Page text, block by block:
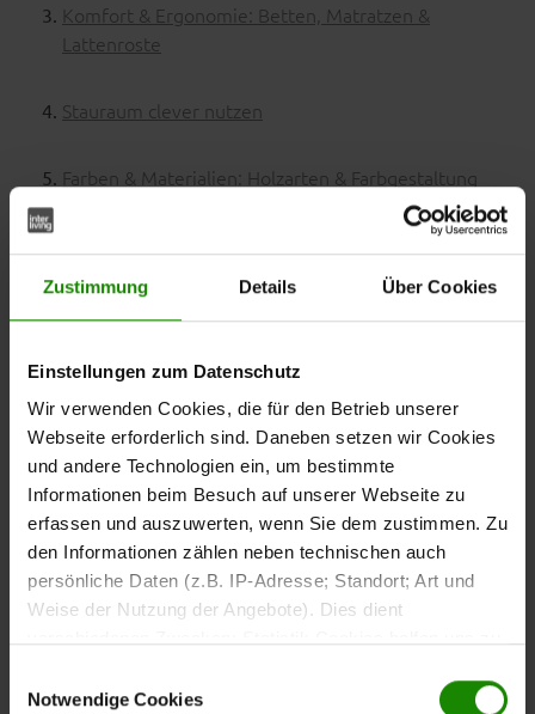
Zustimmung Details Über Cookies
Einstellungen zum Datenschutz
Wir verwenden Cookies, die für den Betrieb unserer
Webseite erforderlich sind. Daneben setzen wir Cookies
und andere Technologien ein, um bestimmte
Informationen beim Besuch auf unserer Webseite zu
erfassen und auszuwerten, wenn Sie dem zustimmen. Zu
den Informationen zählen neben technischen auch
persönliche Daten (z.B. IP-Adresse; Standort; Art und
Weise der Nutzung der Angebote). Dies dient
nutzen, indem sie Informationen sammeln und sie
Notwendige Cookies
Komfort & Ergonomie: Betten, Matratzen &
Lattenroste
Stauraum clever nutzen
Farben & Materialien: Holzarten & Farbgestaltung
Beleuchtung: Licht für Atmosphäre & Funktion
Komplette Schlafzimmer-Sets
Interliving – Inspiration für dein Schlafzimmer
Tipps für dein perfektes Schlafzimmer
Weitere Inspirationen
Schlafzimmermöbel:
Funktionen &